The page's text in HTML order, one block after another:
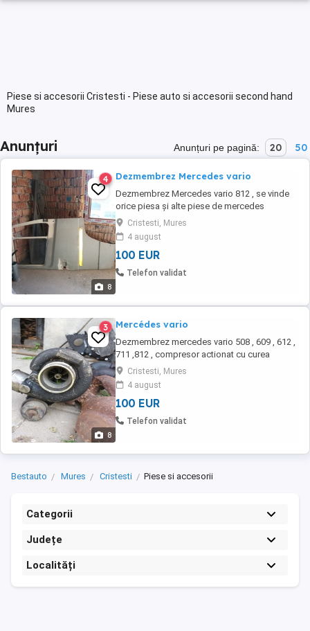
Piese si accesorii Cristesti - Piese auto si accesorii second hand
Mures
Anunțuri Anunțuri pe pagină: 20 50
8
4 Dezmembrez Mercedes vario
Dezmembrez Mercedes vario 812 , se vinde
orice piesa şi alte piese de mercedes
vario,punte spate , gardane arcuri fata spate,
motor , cutie de viteza, si alte piese, schimb 6
buc jenti de mercedes vario pe 17,5 cu jenți
pe 16 tot mercedes vario , alte informatii tel
0745 337 114
Cristesti, Mures
4 august
100 EUR
Telefon validat
8
3 Mercédes vario
Dezmembrez mercedes vario 508 , 609 , 612 ,
711 ,812 , compresor actionat cu curea
mercedes 612 - 812 si ,punti ,arcuri fata ,spate
, caseta directie capota , usi cabina genti 17,5
,si 15 ,cutie de viteze 612 ,motoare 609 - 711
-612 si pentru acesta cutie de viteza , alte
piese informatii tel 0745 ...
Cristesti, Mures
4 august
100 EUR
Telefon validat
Bestauto Mures Cristesti Piese si accesorii
Categorii
Județe
Localități